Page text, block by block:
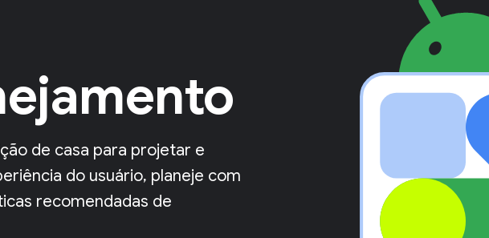
de casa para projetar e
do usuário, planeje com
recomendadas de